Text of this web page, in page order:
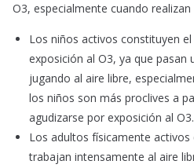
O3, especialmente cuando
Los niños activos constituyen
exposición al O3, ya que pasan
jugando al aire libre,
los niños son más proclives a
agudizarse por exposición al O3.
Los adultos físicamente activos
trabajan intensamente al aire